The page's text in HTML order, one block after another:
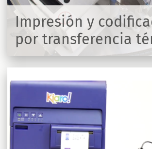
Impresión y
por transferencia